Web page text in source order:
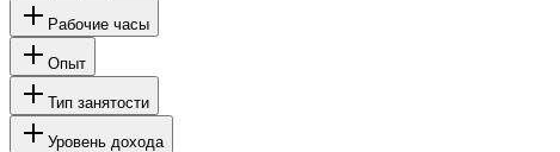
Рабочие часы
Опыт
Тип занятости
Уровень дохода